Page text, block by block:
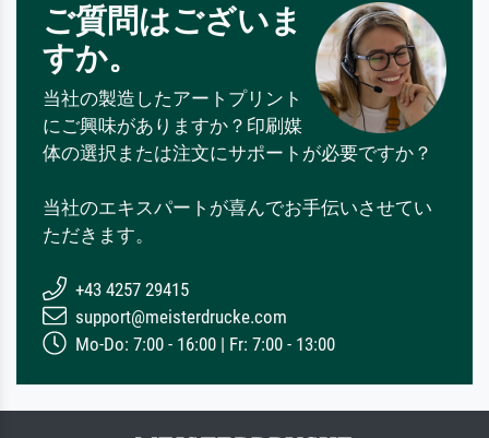
ご質問はございま
すか。
当社の製造したアートプリント
にご興味がありますか？印刷媒
体の選択または注文にサポートが必要ですか？
当社のエキスパートが喜んでお手伝いさせてい
ただきます。
+43 4257 29415
support@meisterdrucke.com
Mo-Do: 7:00 - 16:00 | Fr: 7:00 - 13:00